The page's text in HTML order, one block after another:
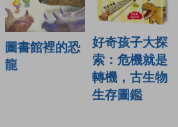
圖書館裡的恐
龍
好奇孩子大探
索：危機就是
轉機，古生物
生存圖鑑